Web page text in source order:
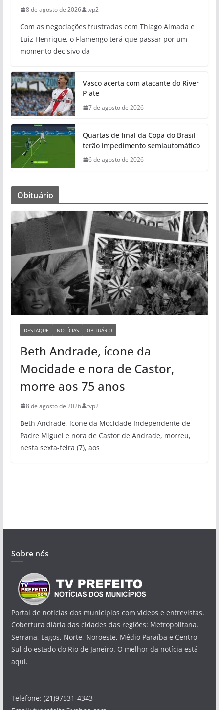
8 de agosto de 2026 tvp2
Com as negociações frustradas com Thiago Almada e
Luiz Henrique, o Flamengo terá que passar por um
momento decisivo da
Vasco acerta com atacante do River
Plate
7 de agosto de 2026
Quartas de final da Copa do Brasil
terão impedimento semiautomático
6 de agosto de 2026
Obituário
DESTAQUE NOTÍCIAS OBITUÁRIO
Beth Andrade, ícone da
Mocidade e nora de Castor,
morre aos 75 anos
8 de agosto de 2026 tvp2
Beth Andrade, ícone da Mocidade Independente de
Padre Miguel e nora de Castor de Andrade, morreu,
nesta sexta-feira (7), aos
Sobre nós
Portal de notícias dos municípios com videos e entrevistas.
Cobertura diária das cidades das regiões: Metropolitana,
Serrana, Lagos, Norte, Noroeste, Médio Paraíba e Centro
Sul do estado do Rio de Janeiro. O melhor da notícia está
aqui.
Telefone: (21)97531-4343